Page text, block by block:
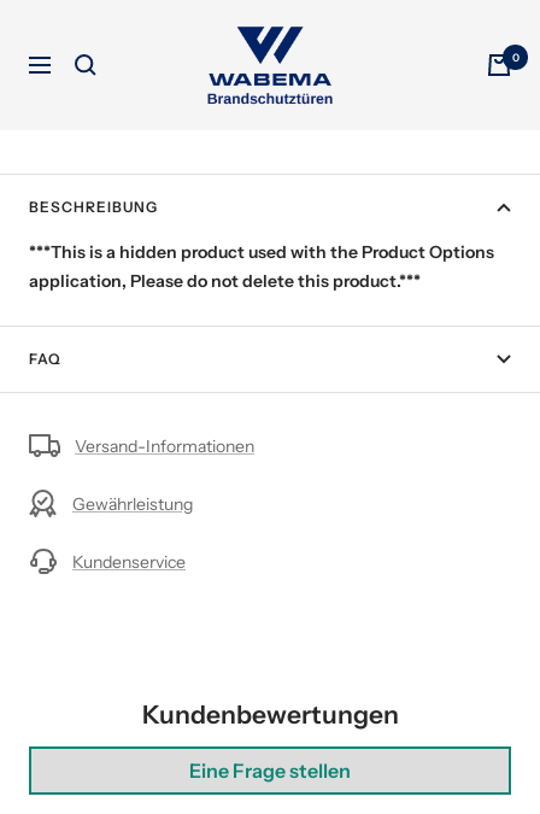
InhaltNavigation
WABEMA
Brandschutztüren
0
BESCHREIBUNG
***This is a hidden product used with the Product Options
application, Please do not delete this product.***
FAQ
Versand-Informationen
Gewährleistung
Kundenservice
Kundenbewertungen
Eine Frage stellen